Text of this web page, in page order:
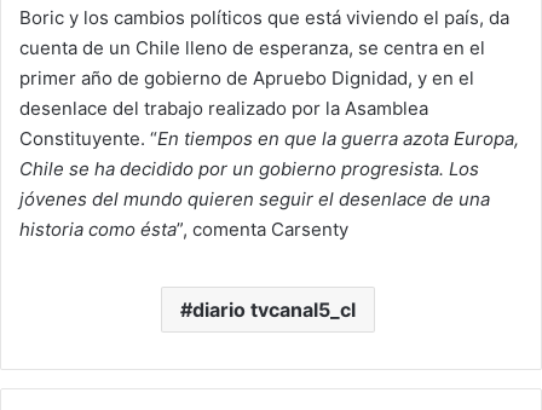
Boric y los cambios políticos que está viviendo el país, da
cuenta de un Chile lleno de esperanza, se centra en el
primer año de gobierno de Apruebo Dignidad, y en el
desenlace del trabajo realizado por la Asamblea
Constituyente. “En tiempos en que la guerra azota Europa,
Chile se ha decidido por un gobierno progresista. Los
jóvenes del mundo quieren seguir el desenlace de una
historia como ésta”, comenta Carsenty
diario tvcanal5_cl